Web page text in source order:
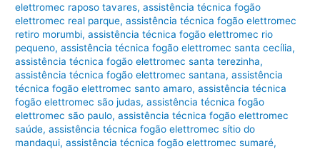
elettromec raposo tavares,assistência técnica fogão
elettromec real parque,assistência técnica fogão elettromec
retiro morumbi,assistência técnica fogão elettromec rio
pequeno,assistência técnica fogão elettromec santa cecília,
assistência técnica fogão elettromec santa terezinha,
assistência técnica fogão elettromec santana,assistência
técnica fogão elettromec santo amaro,assistência técnica
fogão elettromec são judas,assistência técnica fogão
elettromec são paulo,assistência técnica fogão elettromec
saúde,assistência técnica fogão elettromec sítio do
mandaqui,assistência técnica fogão elettromec sumaré,